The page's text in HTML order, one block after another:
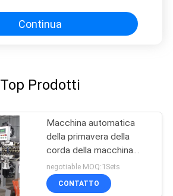
Continua
Top Prodotti
Macchina automatica
della primavera della
corda della macchina
dell'Assemblea della
primavera di NOBO
negotiable MOQ:1Sets
CONTATTO